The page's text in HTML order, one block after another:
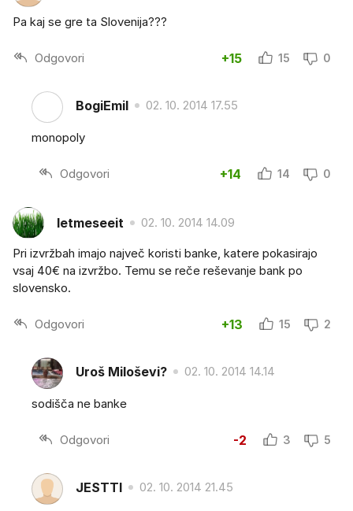
Pa kaj se gre ta Slovenija???
Odgovori +15 15 0
BogiEmil 02. 10. 2014 17.55
monopoly
Odgovori +14 14 0
letmeseeit 02. 10. 2014 14.09
Pri izvržbah imajo največ koristi banke, katere pokasirajo
vsaj 40€ na izvržbo. Temu se reče reševanje bank po
slovensko.
Odgovori +13 15 2
Uroš Miloševi? 02. 10. 2014 14.14
sodišča ne banke
Odgovori -2 3 5
JESTTI 02. 10. 2014 21.45